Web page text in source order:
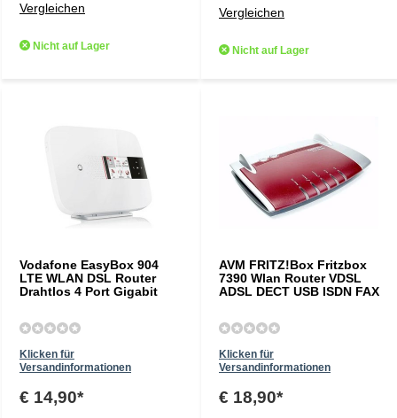
Vergleichen
Nicht auf Lager
Vergleichen
Nicht auf Lager
Vodafone EasyBox 904
LTE WLAN DSL Router
Drahtlos 4 Port Gigabit
Klicken für
Versandinformationen
€ 14,90*
AVM FRITZ!Box Fritzbox
7390 Wlan Router VDSL
ADSL DECT USB ISDN FAX
Klicken für
Versandinformationen
€ 18,90*